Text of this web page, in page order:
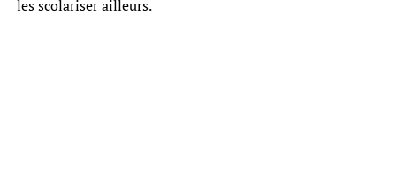
les scolariser ailleurs.